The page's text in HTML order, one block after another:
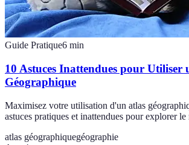
Guide Pratique6 min
10 Astuces Inattendues pour Utiliser
Géographique
Maximisez votre utilisation d'un atlas
astuces pratiques et inattendues pour explorer le
atlas géographiquegéographie